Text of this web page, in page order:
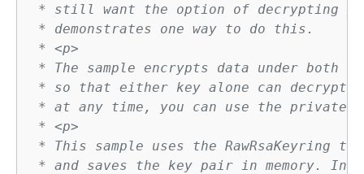
* still want the option of decrypting
* demonstrates one way to do this.
* <p>
* The sample encrypts data under both an
* so that either key alone can decrypt it.
* at any time, you can use the private
* <p>
* This sample uses the RawRsaKeyring
* and saves the key pair in memory.